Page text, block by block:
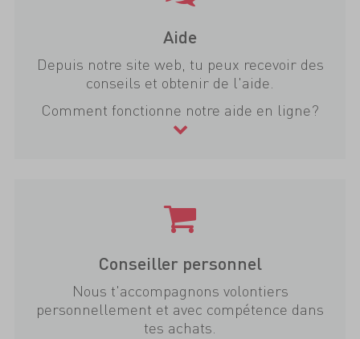
Aide
Depuis notre site web, tu peux recevoir des
conseils et obtenir de l'aide.
Comment fonctionne notre aide en ligne?
Conseiller personnel
Nous t'accompagnons volontiers
personnellement et avec compétence dans
tes achats.